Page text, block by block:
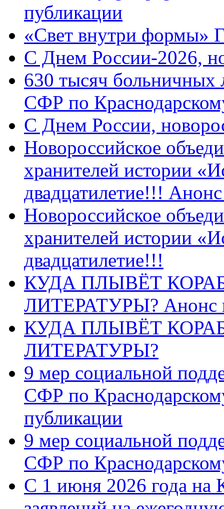
публикации
«Свет внутри формы»
C Днем России-2026,
630 тысяч больничных
СФР по
C Днем России,
Новороссийское
хранителей истории
двадцатилетие!!!
Новороссийское
хранителей истории
двадцатилетие!!!
КУДА ПЛЫВЁТ
ЛИТЕРАТУРЫ? Анонс
КУДА ПЛЫВЁТ
ЛИТЕРАТУРЫ?
9 мер социальной
СФР по
публикации
9 мер социальной
СФР по
С 1 июня 2026 года на